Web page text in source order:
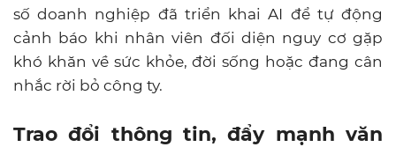
số doanh nghiệp đã triển khai AI để tự động
cảnh báo khi nhân viên đối diện nguy cơ gặp
khó khăn về sức khỏe, đời sống hoặc đang cân
nhắc rời bỏ công ty.
Trao đổi thông tin, đẩy mạnh văn